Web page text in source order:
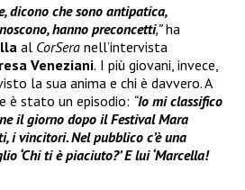
dicono che sono antipatica,
hanno preconcetti,”ha
al CorSera nell’intervista
Veneziani. I più giovani, invece,
la sua anima e chi è davvero. A
è stato un episodio: “Io mi classifico
il giorno dopo il Festival Mara
i vincitori. Nel pubblico c’è una
‘Chi ti è piaciuto?’ E lui ‘Marcella!